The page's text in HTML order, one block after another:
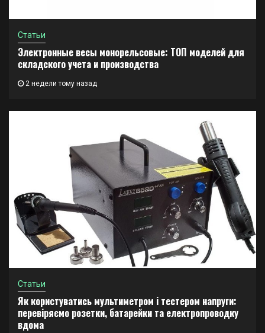
Статьи
Электронные весы монорельсовые: ТОП моделей для
складского учета и производства
2 недели тому назад
Статьи
Як користуватись мультиметром і тестером напруги:
перевіряємо розетки, батарейки та електропроводку
вдома